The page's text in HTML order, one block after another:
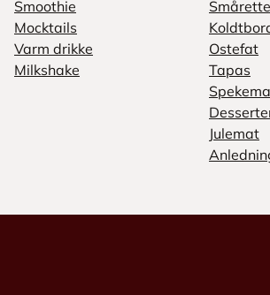
Smoothie
Mocktails
Varm drikke
Milkshake
Ostefat
Tapas
Julemat